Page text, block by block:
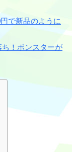
で新品のように
ち！ボンスターが